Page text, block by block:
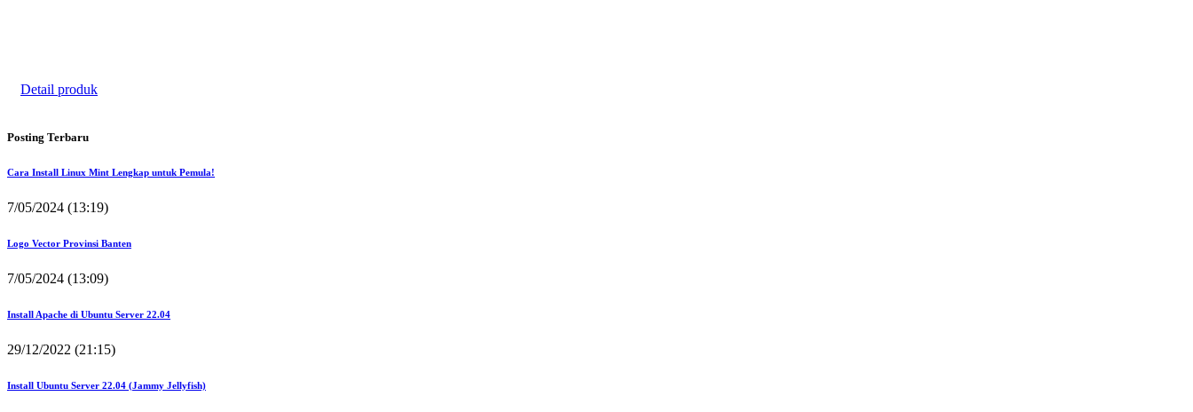
Detail produk
Posting Terbaru
Cara Install Linux Mint Lengkap untuk Pemula!
7/05/2024 (13:19)
Logo Vector Provinsi Banten
7/05/2024 (13:09)
Install Apache di Ubuntu Server 22.04
29/12/2022 (21:15)
Install Ubuntu Server 22.04 (Jammy Jellyfish)